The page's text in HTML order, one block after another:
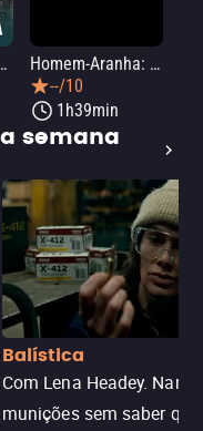
Vitória
Homem-Aranha: Um Novo Dia
--/10
1h39min
semana
Balística
Com Lena Headey.
munições sem saber